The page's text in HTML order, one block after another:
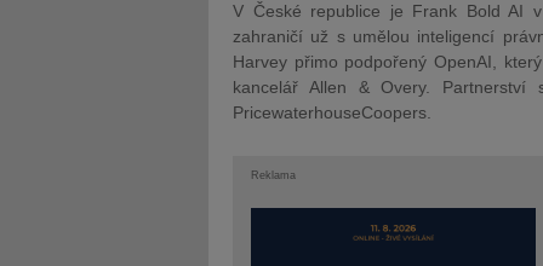
V České republice je Frank Bold AI
zahraničí už s umělou inteligencí
Harvey přimo podpořený OpenAI,
kancelář Allen & Overy. Partnerství
PricewaterhouseCoopers.
Reklama